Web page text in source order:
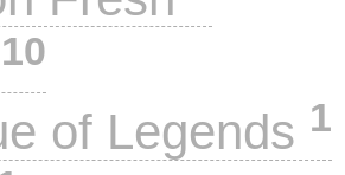
10
of Legends 1